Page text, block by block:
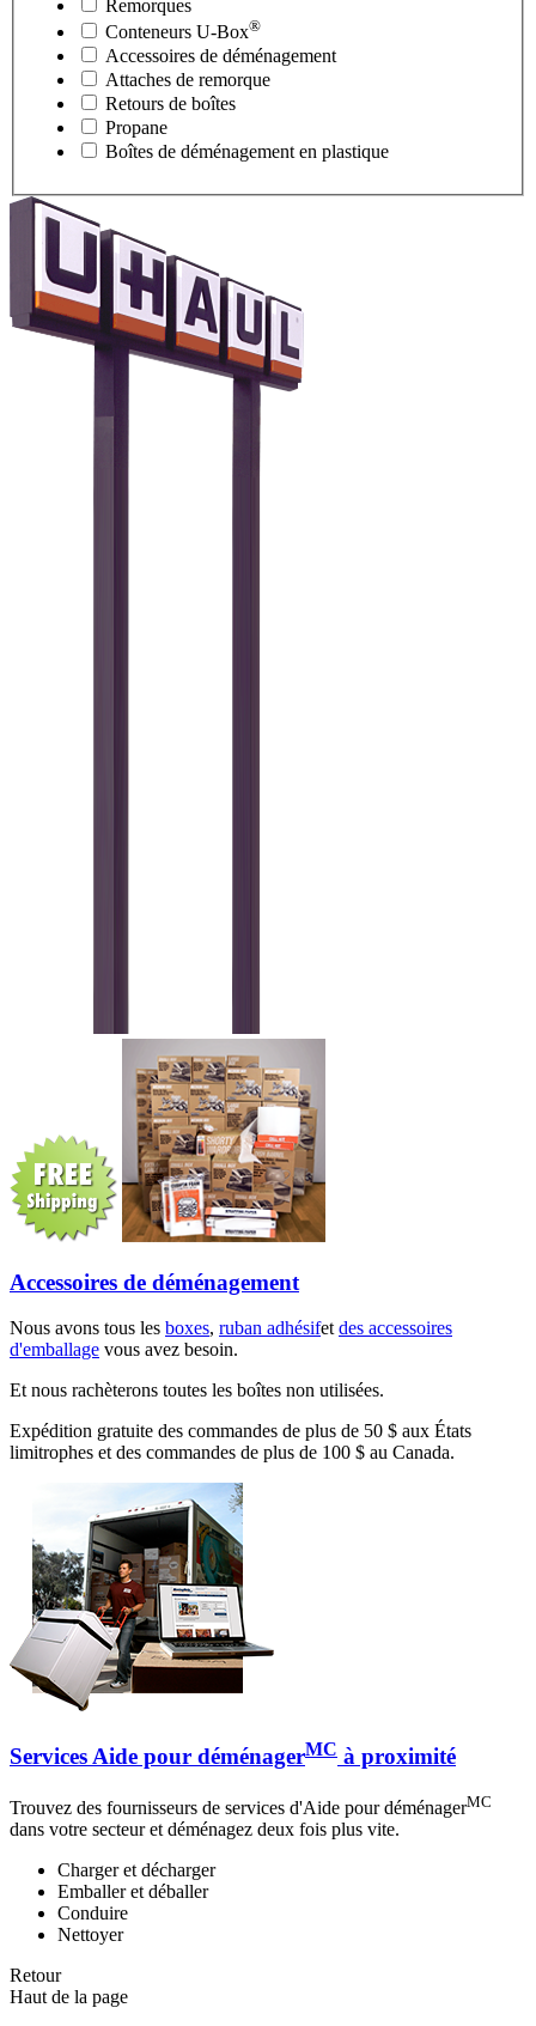
Remorques
Conteneurs U-Box®
Accessoires de déménagement
Attaches de remorque
Retours de boîtes
Propane
Boîtes de déménagement en plastique
Accessoires de déménagement
Nous avons tous les boxes, ruban adhésifetdes accessoires
d'emballage vous avez besoin.
Et nous rachèterons toutes les boîtes non utilisées.
Expédition gratuite des commandes de plus de 50 $ aux États
limitrophes et des commandes de plus de 100 $ au Canada.
Services Aide pour déménagerMC à proximité
Trouvez des fournisseurs de services d'Aide pour déménagerMC
dans votre secteur et déménagez deux fois plus vite.
Charger et décharger
Emballer et déballer
Conduire
Nettoyer
Retour
Haut de la page